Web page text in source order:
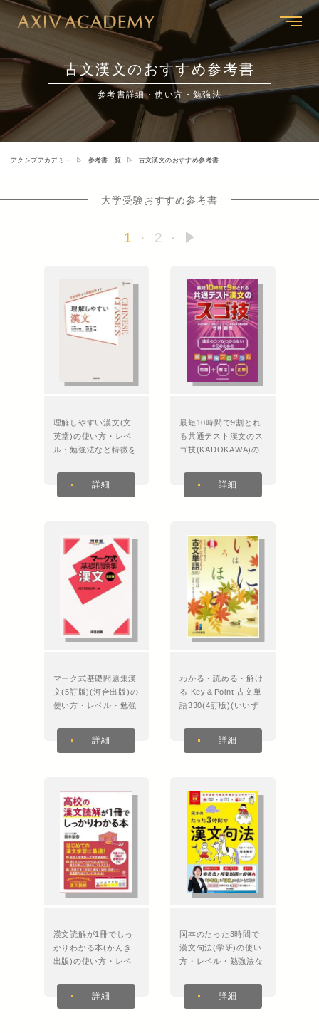
古文漢文のおすすめ参考書
参考書詳細・使い方・勉強法
アクシブアカデミー 参考書一覧 古文漢文のおすすめ参考書
大学受験おすすめ参考書
1 2 »
理解しやすい漢文(文
英堂)の使い方・レベ
ル・勉強法など特徴を
詳細
最短10時間で9割とれ
る共通テスト漢文のス
ゴ技(KADOKAWA)の
法など特徴を徹底解
詳細
マーク式基礎問題集漢
文(5訂版)(河合出版)の
使い方・レベル・勉強
説！
詳細
わかる・読める・解け
る Key＆Point 古文単
語330(4訂版)(いいず
ベル・勉強法など特徴
を徹底解説！
詳細
漢文読解が1冊でしっ
かりわかる本(かんき
出版)の使い方・レベ
徹底解説！
詳細
岡本のたった3時間で
漢文句法(学研)の使い
方・レベル・勉強法な
詳細